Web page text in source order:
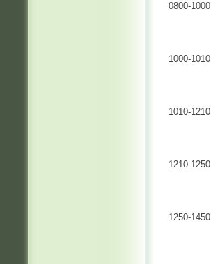
0800-1000
1000-1010
1010-1210
1210-1250
1250-1450